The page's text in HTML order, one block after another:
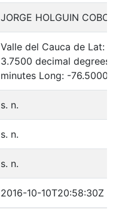
JORGE HOLGUIN COBO
Valle del Cauca de Lat:
3.7500 decimal degrees
minutes Long: -76.5000
s. n.
s. n.
s. n.
2016-10-10T20:58:30Z